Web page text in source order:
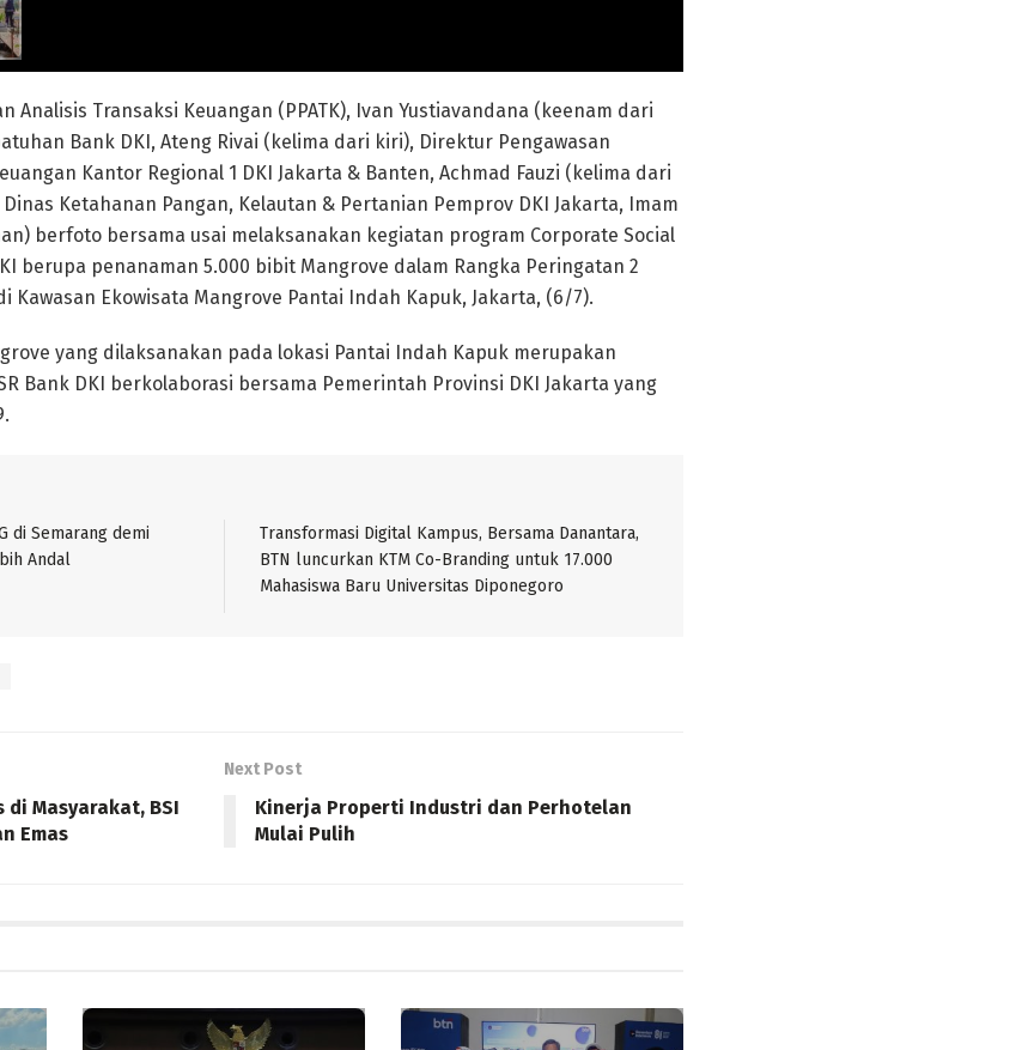
Analisis Transaksi Keuangan (PPATK), Ivan Yustiavandana (keenam dari
Bank DKI, Ateng Rivai (kelima dari kiri), Direktur Pengawasan
Kantor Regional 1 DKI Jakarta & Banten, Achmad Fauzi (kelima dari
Ketahanan Pangan, Kelautan & Pertanian Pemprov DKI Jakarta, Imam
berfoto bersama usai melaksanakan kegiatan program Corporate Social
berupa penanaman 5.000 bibit Mangrove dalam Rangka Peringatan 2
Kawasan Ekowisata Mangrove Pantai Indah Kapuk, Jakarta, (6/7).
yang dilaksanakan pada lokasi Pantai Indah Kapuk merupakan
Bank DKI berkolaborasi bersama Pemerintah Provinsi DKI Jakarta yang
di Semarang demi
Andal
Transformasi Digital Kampus, Bersama Danantara,
BTN luncurkan KTM Co-Branding untuk 17.000
Mahasiswa Baru Universitas Diponegoro
di Masyarakat, BSI
Emas
Next Post
Kinerja Properti Industri dan Perhotelan
Mulai Pulih